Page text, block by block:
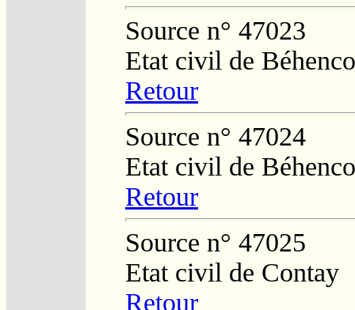
Source n° 47023
Etat civil de
Retour
Source n° 47024
Etat civil de
Retour
Source n° 47025
Etat civil de Contay
Retour